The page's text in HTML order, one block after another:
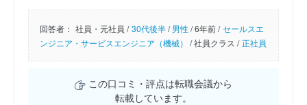
回答者： 社員・元社員 / 30代後半/男性/6年前 / セールスエ
ンジニア・サービスエンジニア（機械） /社員クラス / 正社員
この口コミ・評点は転職会議から
転載しています。